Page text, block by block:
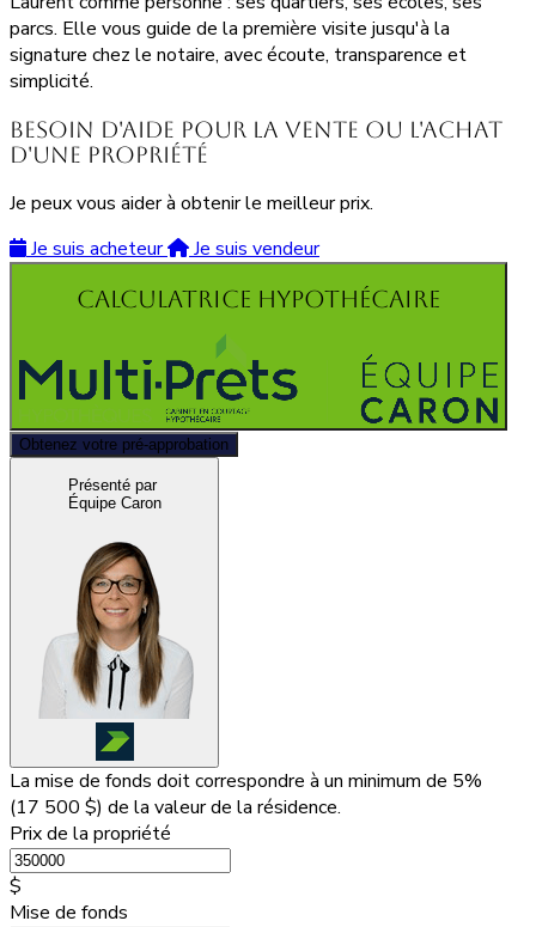
parcs. Elle vous guide de la première visite jusqu'à la
signature chez le notaire, avec écoute, transparence et
simplicité.
Besoin d'aide pour la vente ou l'achat
d'une propriété
Je peux vous aider à obtenir le meilleur prix.
Je suis acheteur
Je suis vendeur
Calculatrice hypothécaire
Obtenez votre pré-approbation
Présenté par
Équipe Caron
La mise de fonds doit correspondre à un minimum de 5%
(17 500 $) de la valeur de la résidence.
Prix de la propriété
$
Mise de fonds